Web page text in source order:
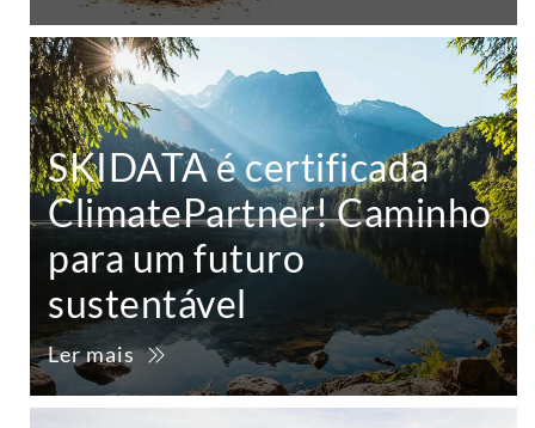
SKIDATA é certificada
ClimatePartner! Caminho
para um futuro
sustentável
Ler mais